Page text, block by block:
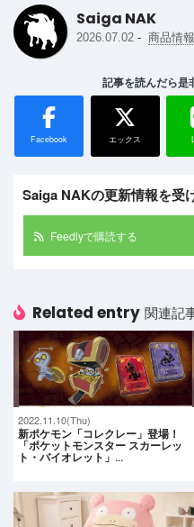
Saiga NAK
2026.07.02 - 商品情報
記事を読んだら是
Facebook エックス
Saiga NAKの更新情報を受
Feedlyで購読する
Related entry 関連記
2022.11.10(Thu)
新ポケモン「コレクレー」登場！
「ポケットモンスター スカーレッ
ト・バイオレット」…